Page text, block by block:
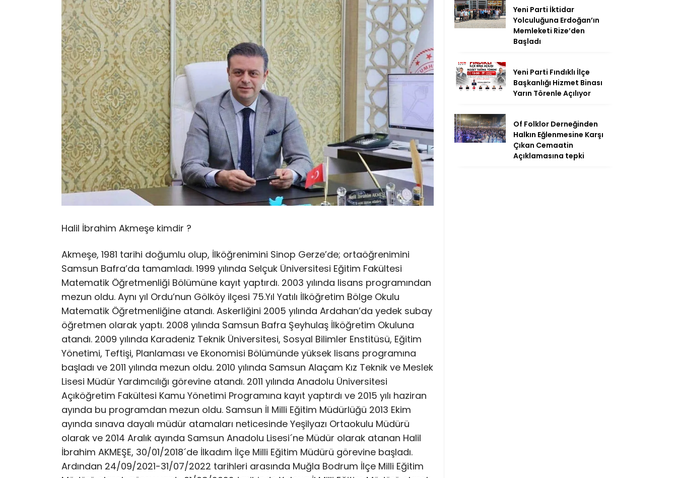
Halil İbrahim Akmeşe kimdir ?
Akmeşe, 1981 tarihi doğumlu olup, İlköğrenimini Sinop Gerze’de; ortaöğrenimini
Samsun Bafra’da tamamladı. 1999 yılında Selçuk Üniversitesi Eğitim Fakültesi
Matematik Öğretmenliği Bölümüne kayıt yaptırdı. 2003 yılında lisans programından
mezun oldu. Aynı yıl Ordu’nun Gölköy ilçesi 75.Yıl Yatılı İlköğretim Bölge Okulu
Matematik Öğretmenliğine atandı. Askerliğini 2005 yılında Ardahan’da yedek subay
öğretmen olarak yaptı. 2008 yılında Samsun Bafra Şeyhulaş İlköğretim Okuluna
atandı. 2009 yılında Karadeniz Teknik Üniversitesi, Sosyal Bilimler Enstitüsü, Eğitim
Yönetimi, Teftişi, Planlaması ve Ekonomisi Bölümünde yüksek lisans programına
başladı ve 2011 yılında mezun oldu. 2010 yılında Samsun Alaçam Kız Teknik ve Meslek
Lisesi Müdür Yardımcılığı görevine atandı. 2011 yılında Anadolu Üniversitesi
Açıköğretim Fakültesi Kamu Yönetimi Programına kayıt yaptırdı ve 2015 yılı haziran
ayında bu programdan mezun oldu. Samsun İl Milli Eğitim Müdürlüğü 2013 Ekim
ayında sınava dayalı müdür atamaları neticesinde Yeşilyazı Ortaokulu Müdürü
olarak ve 2014 Aralık ayında Samsun Anadolu Lisesi´ne Müdür olarak atanan Halil
İbrahim AKMEŞE, 30/01/2018´de İlkadım İlçe Milli Eğitim Müdürü görevine başladı.
Ardından 24/09/2021-31/07/2022 tarihleri arasında Muğla Bodrum İlçe Milli Eğitim
Yeni Parti İktidar
Yolculuğuna Erdoğan’ın
Memleketi Rize’den
Başladı
Yeni Parti Fındıklı İlçe
Başkanlığı Hizmet Binası
Yarın Törenle Açılıyor
Of Folklor Derneğinden
Halkın Eğlenmesine Karşı
Çıkan Cemaatin
Açıklamasına tepki